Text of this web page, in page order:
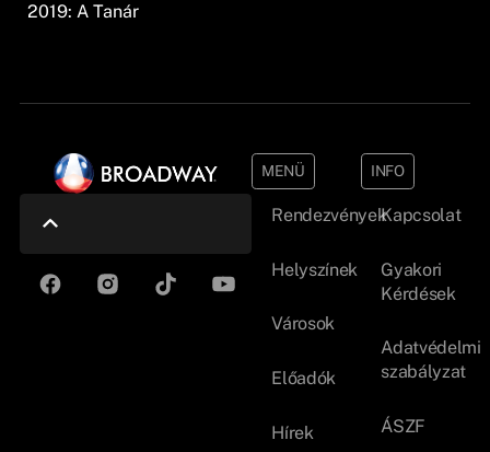
2019: A Tanár
MENÜ
Rendezvények
Helyszínek
Városok
Előadók
Hírek
INFO
Kapcsolat
Gyakori
Kérdések
Adatvédelmi
szabályzat
ÁSZF